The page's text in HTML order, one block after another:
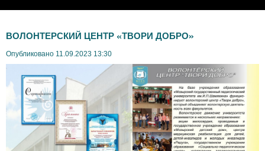
ВОЛОНТЕРСКИЙ ЦЕНТР «ТВОРИ ДОБРО»
Опубликовано 11.09.2023 13:30